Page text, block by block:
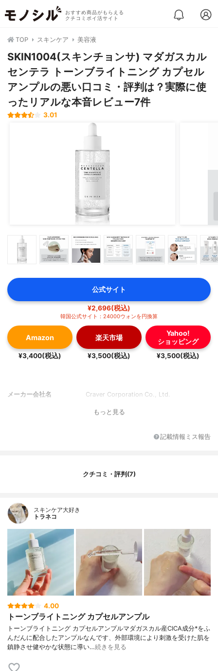
おすすめ商品がもらえる
クチコミポイ活サイト
TOP スキンケア 美容液
SKIN1004(スキンチョンサ) マダガスカル
センテラ トーンブライトニング カプセル
アンプルの悪い口コミ・評判は？実際に使
ったリアルな本音レビュー7件
3.01
公式サイト
¥2,696(税込)
韓国公式サイト：24000ウォンを円換算
Amazon
¥3,400(税込)
楽天市場
¥3,500(税込)
Yahoo!
ショッピング
¥3,500(税込)
メーカー会社名 Craver Corporation Co., Ltd.
もっと見る
記載情報ミス報告
クチコミ・評判(7)
スキンケア大好き
トラネコ
4.00
トーンブライトニング カプセルアンプル
トーンブライトニング カプセルアンプルマダガスカル産CICA成分*をふ
んだんに配合したアンプルなんです、外部環境により刺激を受けた肌を
鎮静させ健やかな状態に導い…続きを見る